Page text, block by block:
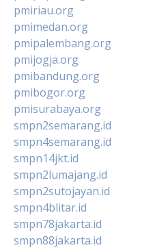
pmiriau.org
pmimedan.org
pmipalembang.org
pmijogja.org
pmibandung.org
pmibogor.org
pmisurabaya.org
smpn2semarang.id
smpn4semarang.id
smpn14jkt.id
smpn2lumajang.id
smpn2sutojayan.id
smpn4blitar.id
smpn78jakarta.id
smpn88jakarta.id